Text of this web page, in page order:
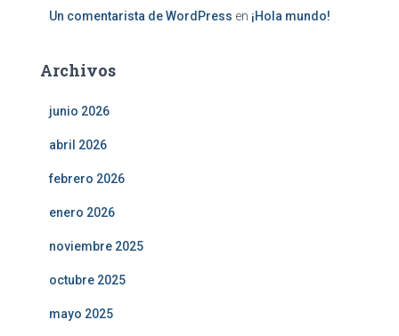
Un comentarista de WordPress en ¡Hola mundo!
Archivos
junio 2026
abril 2026
febrero 2026
enero 2026
noviembre 2025
octubre 2025
mayo 2025